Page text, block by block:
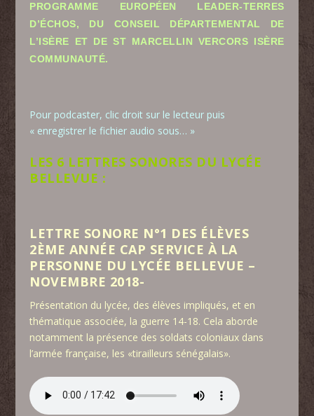
PROGRAMME EUROPÉEN LEADER-TERRES
D’ÉCHOS, DU CONSEIL DÉPARTEMENTAL DE
L’ISÈRE ET DE ST MARCELLIN VERCORS ISÈRE
COMMUNAUTÉ.
Pour podcaster, clic droit sur le lecteur puis
« enregistrer le fichier audio sous… »
LES 6 LETTRES SONORES DU LYCÉE
BELLEVUE :
LETTRE SONORE N°1 DES ÉLÈVES
2ÈME ANNÉE CAP SERVICE À LA
PERSONNE DU LYCÉE BELLEVUE –
NOVEMBRE 2018-
Présentation du lycée, des élèves impliqués, et en
thématique associée, la guerre 14-18. Cela aborde
notamment la présence des soldats coloniaux dans
l’armée française, les «tirailleurs sénégalais».